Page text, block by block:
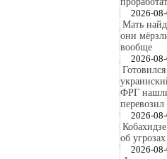
2026-
Мать
они
вообще
2026-
ФРГ
2026-
об
2026-